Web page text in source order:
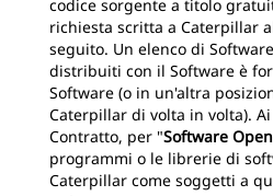
codice sorgente a titolo
richiesta scritta a Caterpillar
seguito. Un elenco di
distribuiti con il Software è
Software (o in un'altra
Caterpillar di volta in volta).
Contratto, per "Software
programmi o le librerie di
Caterpillar come soggetti a